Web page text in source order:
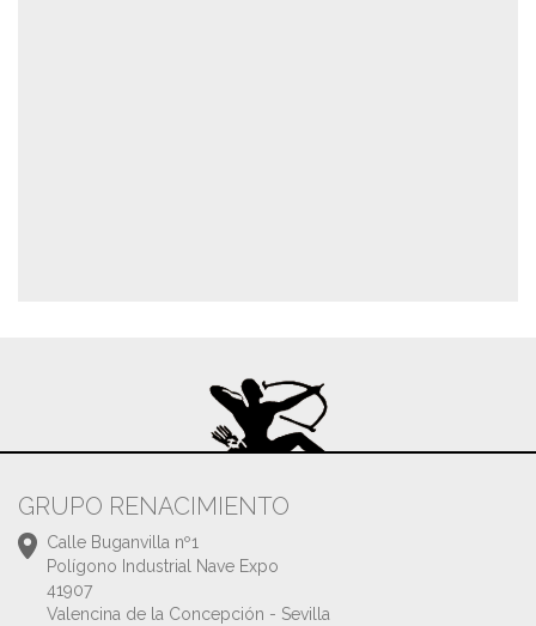
GRUPO RENACIMIENTO
Calle Buganvilla nº1
Polígono Industrial Nave Expo
41907
Valencina de la Concepción - Sevilla